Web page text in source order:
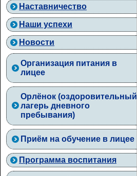
Наставничество
Наши успехи
Новости
Организация питания в
лицее
Орлёнок (оздоровительный
лагерь дневного
пребывания)
Приём на обучение в лицее
Программа воспитания